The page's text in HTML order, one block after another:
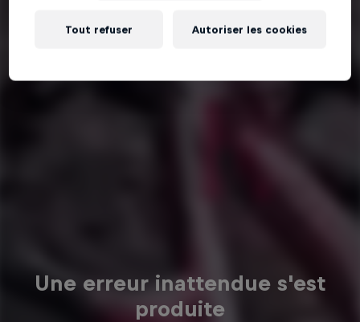
Une erreur inattendue s'est
produite
Tout refuser Autoriser les cookies